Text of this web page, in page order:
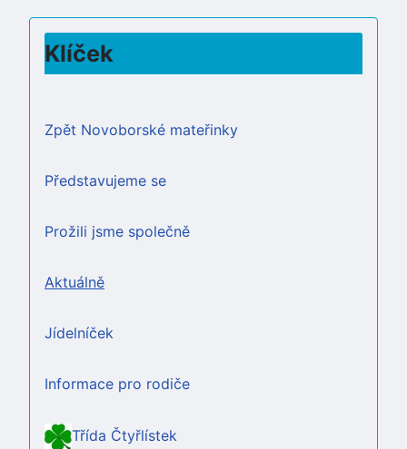
Klíček
Zpět Novoborské mateřinky
Představujeme se
Prožili jsme společně
Aktuálně
Jídelníček
Informace pro rodiče
Třída Čtyřlístek